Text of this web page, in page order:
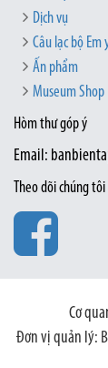
Dịch vụ
Câu lạc bộ Em
Ấn phẩm
Museum Shop
Hòm thư góp ý
Email:
Theo dõi chúng tôi
Cơ
Đơn vị quản lý: